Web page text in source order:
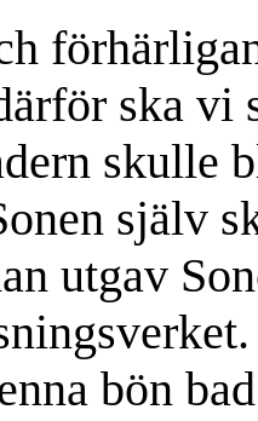
ska vi
skulle
själv
utgav
bön